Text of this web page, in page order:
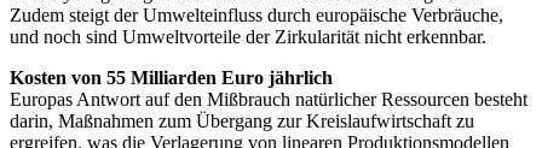
Zudem steigt der Umwelteinfluss durch europäische Verbräuche,
und noch sind Umweltvorteile der Zirkularität nicht erkennbar.
Kosten von 55 Milliarden Euro jährlich
Europas Antwort auf den Mißbrauch natürlicher Ressourcen besteht
darin, Maßnahmen zum Übergang zur Kreislaufwirtschaft zu
ergreifen, was die Verlagerung von linearen Produktionsmodellen